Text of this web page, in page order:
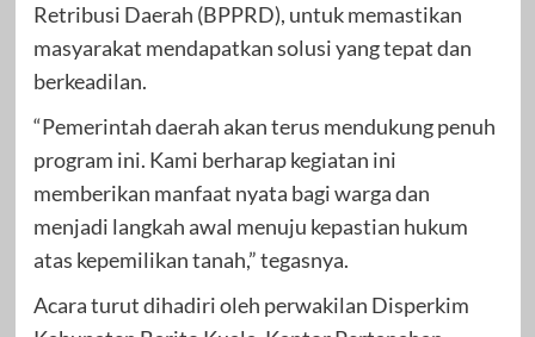
Retribusi Daerah (BPPRD), untuk memastikan
masyarakat mendapatkan solusi yang tepat dan
berkeadilan.
“Pemerintah daerah akan terus mendukung penuh
program ini. Kami berharap kegiatan ini
memberikan manfaat nyata bagi warga dan
menjadi langkah awal menuju kepastian hukum
atas kepemilikan tanah,” tegasnya.
Acara turut dihadiri oleh perwakilan Disperkim